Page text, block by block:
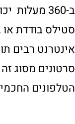
ב-360
סטילס בודדת
אינטרנט רבים
סרטונים מסוג
הטלפונים